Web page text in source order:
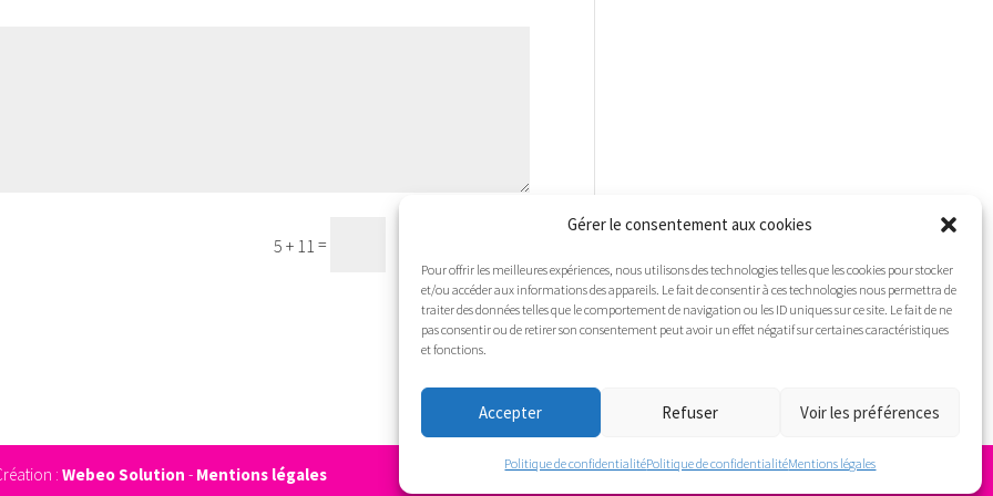
Gérer le consentement aux cookies
Pour offrir les meilleures expériences, nous utilisons des technologies telles que les cookies pour stocker
et/ou accéder aux informations des appareils. Le fait de consentir à ces technologies nous permettra de
traiter des données telles que le comportement de navigation ou les ID uniques sur ce site. Le fait de ne
pas consentir ou de retirer son consentement peut avoir un effet négatif sur certaines caractéristiques
et fonctions.
Accepter Refuser Voir les préférences
Politique de confidentialitéPolitique de confidentialitéMentions légales
5 + 11 =
:Webeo Solution - Mentions légales